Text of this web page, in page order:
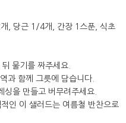
, 당근 1/4개, 간장 1스푼, 식초
물기를 짜주세요.
과 함께 그릇에 담습니다.
싱을 만들고 버무려주세요.
인 이 샐러드는 여름철 반찬으로